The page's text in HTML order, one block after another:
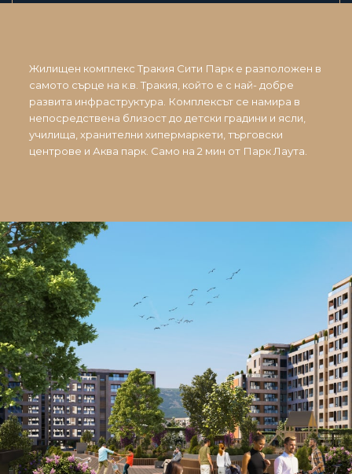
Жилищен комплекс Тракия Сити Парк е разположен в
самото сърце на к.в. Тракия, който е с най- добре
развита инфраструктура. Комплексът се намира в
непосредствена близост до детски градини и ясли,
училища, хранителни хипермаркети, търговски
центрове и Аква парк. Само на 2 мин от Парк Лаута.